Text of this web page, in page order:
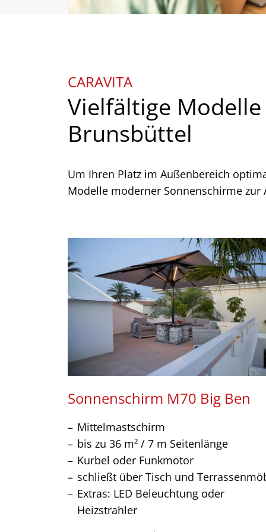
w
CARAVITA
Vielfältige
Brunsbüttel
Um Ihren Platz im Außenbereich
Modelle moderner Sonnenschirme
Sonnenschirm M70 Big Ben
Mittelmastschirm
bis zu 36 m² / 7 m Seitenlänge
Kurbel oder Funkmotor
schließt über Tisch und
Extras: LED Beleuchtung oder
Heizstrahler